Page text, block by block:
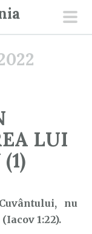
LUI
nu
1:22).